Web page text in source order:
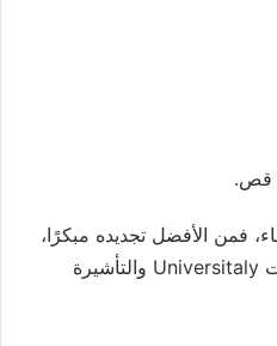
قص.
فمن الأفضل تجديده مبكرًا،
لأنك ستحتاجه لاحقًا في إجراءات Universitaly والتأشيرة